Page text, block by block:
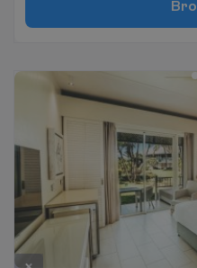
Bro